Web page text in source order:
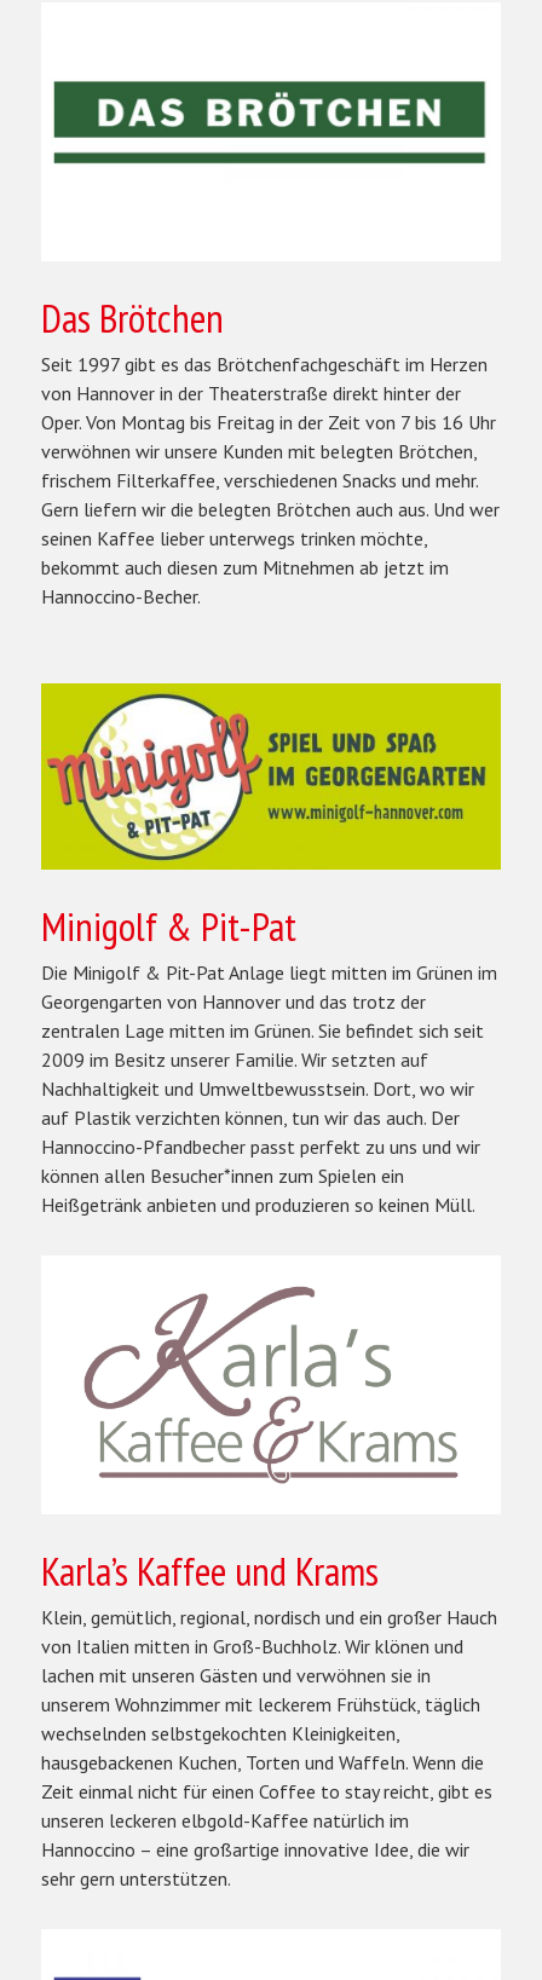
Das Brötchen
Seit 1997 gibt es das Brötchenfachgeschäft im Herzen
von Hannover in der Theaterstraße direkt hinter der
Oper. Von Montag bis Freitag in der Zeit von 7 bis 16 Uhr
verwöhnen wir unsere Kunden mit belegten Brötchen,
frischem Filterkaffee, verschiedenen Snacks und mehr.
Gern liefern wir die belegten Brötchen auch aus. Und wer
seinen Kaffee lieber unterwegs trinken möchte,
bekommt auch diesen zum Mitnehmen ab jetzt im
Hannoccino-Becher.
Minigolf & Pit-Pat
Die Minigolf & Pit-Pat Anlage liegt mitten im Grünen im
Georgengarten von Hannover und das trotz der
zentralen Lage mitten im Grünen. Sie befindet sich seit
2009 im Besitz unserer Familie. Wir setzten auf
Nachhaltigkeit und Umweltbewusstsein. Dort, wo wir
auf Plastik verzichten können, tun wir das auch. Der
Hannoccino-Pfandbecher passt perfekt zu uns und wir
können allen Besucher*innen zum Spielen ein
Heißgetränk anbieten und produzieren so keinen Müll.
Karla’s Kaffee und Krams
Klein, gemütlich, regional, nordisch und ein großer Hauch
von Italien mitten in Groß-Buchholz. Wir klönen und
lachen mit unseren Gästen und verwöhnen sie in
unserem Wohnzimmer mit leckerem Frühstück, täglich
wechselnden selbstgekochten Kleinigkeiten,
hausgebackenen Kuchen, Torten und Waffeln. Wenn die
Zeit einmal nicht für einen Coffee to stay reicht, gibt es
unseren leckeren elbgold-Kaffee natürlich im
Hannoccino – eine großartige innovative Idee, die wir
sehr gern unterstützen.